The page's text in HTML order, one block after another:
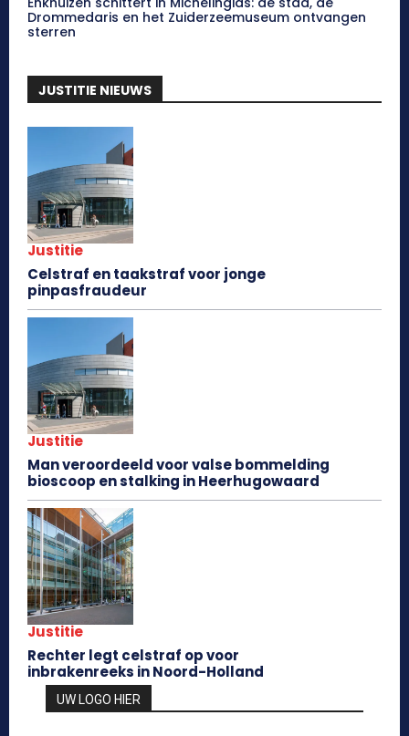
Drommedaris en het Zuiderzeemuseum ontvangen
sterren
JUSTITIE NIEUWS
Justitie
Celstraf en taakstraf voor jonge
pinpasfraudeur
Justitie
Man veroordeeld voor valse bommelding
bioscoop en stalking in Heerhugowaard
Justitie
Rechter legt celstraf op voor
inbrakenreeks in Noord-Holland
UW LOGO HIER